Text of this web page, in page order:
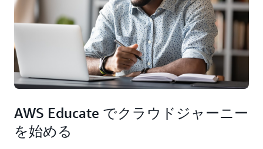
AWS Educate でクラウドジャーニー
を始める